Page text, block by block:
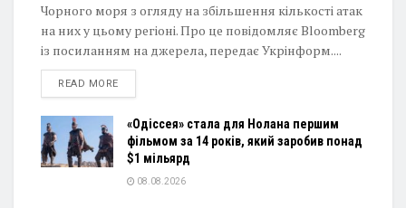
Чорного моря з огляду на збільшення кількості атак
на них у цьому регіоні. Про це повідомляє Bloomberg
із посиланням на джерела, передає Укрінформ....
READ MOREDETAILS
«Одіссея» стала для Нолана першим
фільмом за 14 років, який заробив понад
$1 мільярд
08.08.2026